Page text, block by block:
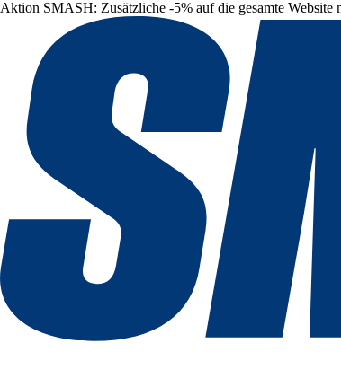
Aktion SMASH: Zusätzliche -5% auf die gesamte Website